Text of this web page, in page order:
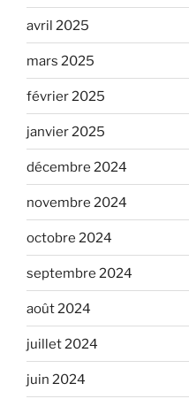
avril 2025
mars 2025
février 2025
janvier 2025
décembre 2024
novembre 2024
octobre 2024
septembre 2024
août 2024
juillet 2024
juin 2024